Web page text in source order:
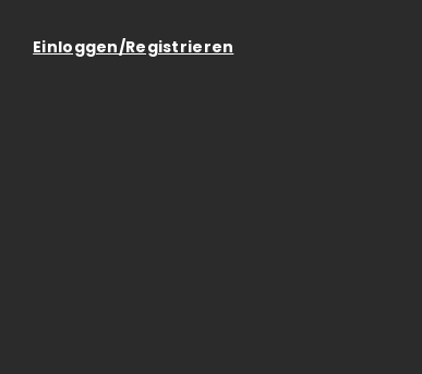
Einloggen/Registrieren